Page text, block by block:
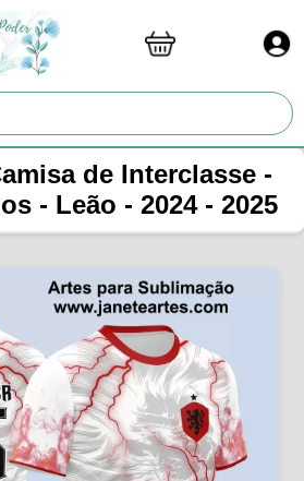
de Interclasse -
- Leão - 2024 - 2025